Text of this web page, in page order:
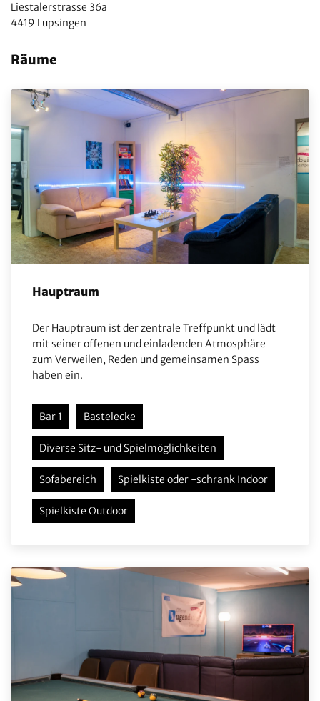
Liestalerstrasse 36a
4419 Lupsingen
Räume
Hauptraum
Der Hauptraum ist der zentrale Treffpunkt und lädt
mit seiner offenen und einladenden Atmosphäre
zum Verweilen, Reden und gemeinsamen Spass
haben ein.
Bar 1 Bastelecke
Diverse Sitz- und Spielmöglichkeiten
Sofabereich Spielkiste oder -schrank Indoor
Spielkiste Outdoor